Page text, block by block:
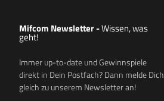
Mifcom Newsletter-Wissen, was
geht!
Immer up-to-date und Gewinnspiele
direkt in Dein Postfach? Dann melde Dich
gleich zu unserem Newsletter an!